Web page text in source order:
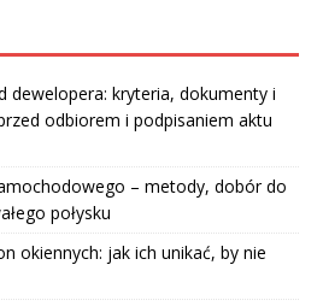
dewelopera: kryteria, dokumenty i
odbiorem i podpisaniem aktu
– metody, dobór do
połysku
okiennych: jak ich unikać, by nie